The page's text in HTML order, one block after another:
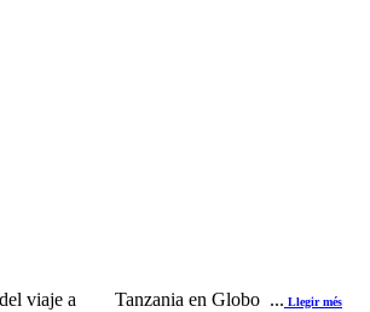
viaje a Tanzania en Globo ... Llegir més